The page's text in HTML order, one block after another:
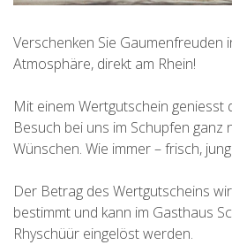
Verschenken Sie Gaumenfreuden
Atmosphäre, direkt am Rhein!
Mit einem Wertgutschein geniesst
Besuch bei uns im Schupfen ganz
Wünschen. Wie immer – frisch,
Der Betrag des Wertgutscheins
bestimmt und kann im Gasthaus
Rhyschüür eingelöst werden.